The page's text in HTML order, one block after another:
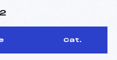
Cat.